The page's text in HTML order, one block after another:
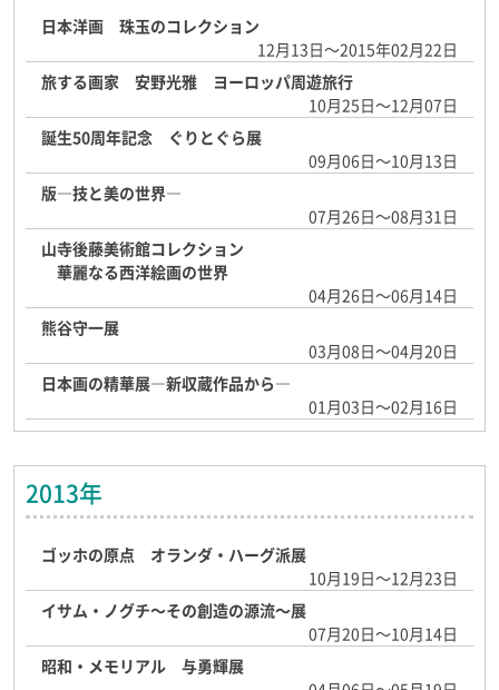
日本洋画 珠玉のコレクション
12月13日～2015年02月22日
旅する画家 安野光雅 ヨーロッパ周遊旅行
10月25日～12月07日
誕生50周年記念 ぐりとぐら展
09月06日～10月13日
版―技と美の世界―
07月26日～08月31日
山寺後藤美術館コレクション
華麗なる西洋絵画の世界
04月26日～06月14日
熊谷守一展
03月08日～04月20日
日本画の精華展―新収蔵作品から―
01月03日～02月16日
2013年
ゴッホの原点 オランダ・ハーグ派展
10月19日～12月23日
イサム・ノグチ～その創造の源流～展
07月20日～10月14日
昭和・メモリアル 与勇輝展